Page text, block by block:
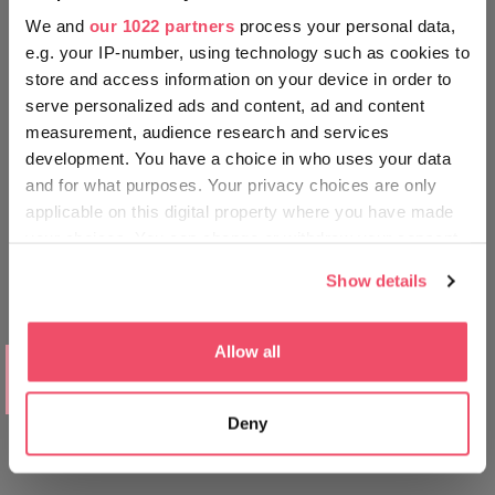
We and our 1022 partners process your personal data,
e.g. your IP-number, using technology such as cookies to
store and access information on your device in order to
serve personalized ads and content, ad and content
measurement, audience research and services
development. You have a choice in who uses your data
and for what purposes. Your privacy choices are only
applicable on this digital property where you have made
If you allow, we would also like to:
which can be accurate to within several meters
Identify your device by actively scanning it for
specific characteristics (fingerprinting)
Show details
Allow all
Deny
Mobilis, Győr
‎¡MUÉVETE EN TU ENTORNO
COMO UN HÚNGARO!
Experiencias imperdibles - Balaton